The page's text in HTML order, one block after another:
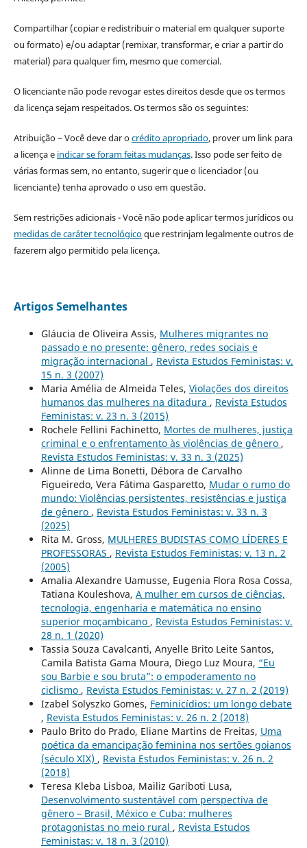
Compartilhar (copiar e redistribuir o material em qualquer suporte
ou formato) e/ou adaptar (remixar, transformar, e criar a partir do
material) para qualquer fim, mesmo que comercial.
O licenciante não pode revogar estes direitos desde que os termos
da licença sejam respeitados. Os termos são os seguintes:
Atribuição – Você deve dar ocrédito apropriado, prover um link para
a licença e indicar se foram feitas mudanças. Isso pode ser feito de
várias formas sem, no entanto, sugerir que o licenciador (ou
licenciante) tenha aprovado o uso em questão.
Sem restrições adicionais - Você não pode aplicar termos jurídicos ou
medidas de caráter tecnológicoque restrinjam legalmente outros de
fazerem algo permitido pela licença.
Artigos Semelhantes
Gláucia de Oliveira Assis, Mulheres migrantes no
passado e no presente: gênero, redes sociais e
migração internacional , Revista Estudos Feministas: v.
15 n. 3 (2007)
Maria Amélia de Almeida Teles, Violações dos direitos
humanos das mulheres na ditadura , Revista Estudos
Feministas: v. 23 n. 3 (2015)
Rochele Fellini Fachinetto, Mortes de mulheres, justiça
criminal e o enfrentamento às violências de gênero ,
Revista Estudos Feministas: v. 33 n. 3 (2025)
Alinne de Lima Bonetti, Débora de Carvalho
Figueiredo, Vera Fátima Gasparetto, Mudar o rumo do
mundo: Violências persistentes, resistências e justiça
de gênero , Revista Estudos Feministas: v. 33 n. 3
(2025)
Rita M. Gross, MULHERES BUDISTAS COMO LÍDERES E
PROFESSORAS , Revista Estudos Feministas: v. 13 n. 2
(2005)
Amalia Alexandre Uamusse, Eugenia Flora Rosa Cossa,
Tatiana Kouleshova, A mulher em cursos de ciências,
tecnologia, engenharia e matemática no ensino
superior moçambicano , Revista Estudos Feministas: v.
28 n. 1 (2020)
Tassia Souza Cavalcanti, Anyelle Brito Leite Santos,
Camila Batista Gama Moura, Diego Luz Moura, “Eu
sou Barbie e sou bruta”: o empoderamento no
ciclismo , Revista Estudos Feministas: v. 27 n. 2 (2019)
Izabel Solyszko Gomes, Feminicídios: um longo debate
, Revista Estudos Feministas: v. 26 n. 2 (2018)
Paulo Brito do Prado, Eliane Martins de Freitas, Uma
poética da emancipação feminina nos sertões goianos
(século XIX) , Revista Estudos Feministas: v. 26 n. 2
(2018)
Teresa Kleba Lisboa, Mailiz Gariboti Lusa,
Desenvolvimento sustentável com perspectiva de
gênero – Brasil, México e Cuba: mulheres
protagonistas no meio rural , Revista Estudos
Feministas: v. 18 n. 3 (2010)